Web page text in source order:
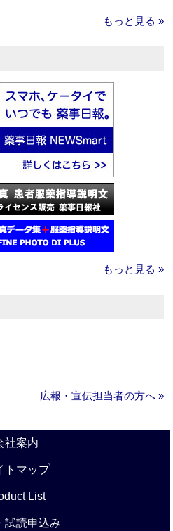
もっと見る »
もっと見る »
広報・宣伝担当者の方へ »
社案内
トマップ
List
試読申込み